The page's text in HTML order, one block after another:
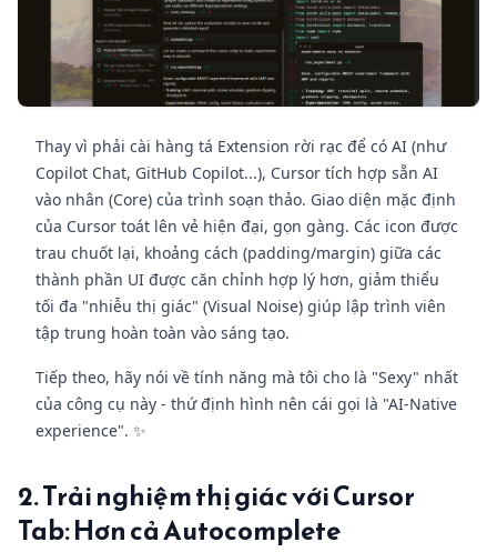
Thay vì phải cài hàng tá Extension rời rạc để có AI (như
Copilot Chat, GitHub Copilot...), Cursor tích hợp sẵn AI
vào nhân (Core) của trình soạn thảo. Giao diện mặc định
của Cursor toát lên vẻ hiện đại, gọn gàng. Các icon được
trau chuốt lại, khoảng cách (padding/margin) giữa các
thành phần UI được căn chỉnh hợp lý hơn, giảm thiểu
tối đa "nhiễu thị giác" (Visual Noise) giúp lập trình viên
tập trung hoàn toàn vào sáng tạo.
Tiếp theo, hãy nói về tính năng mà tôi cho là "Sexy" nhất
của công cụ này - thứ định hình nên cái gọi là "AI-Native
experience". ✨
2. Trải nghiệm thị giác với Cursor
Tab: Hơn cả Autocomplete